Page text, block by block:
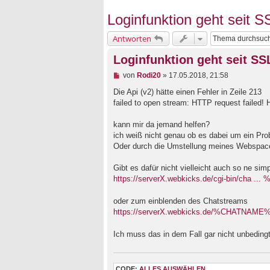
Loginfunktion geht seit
Antworten
Loginfunktion geht seit
U
g
e
s
e
n
e
B
e
r
a
g
von Rodi20» 17.05.2018, 21:58
Die Api (v2) hätte einen Fehler in Zeile 213
failed to open stream: HTTP request failed!
kann mir da jemand helfen?
ich weiß nicht genau ob es dabei um ein
Oder durch die Umstellung meines
Gibt es dafür nicht vielleicht auch so ne
https://serverX.webkicks.de/cgi-bin/cha ...
oder zum einblenden des Chatstreams
https://serverX.webkicks.de/
Ich muss das in dem Fall gar nicht